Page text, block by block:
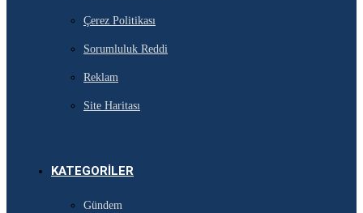
Çerez Politikası
Sorumluluk Reddi
Reklam
Site Haritası
KATEGORILER
Gündem